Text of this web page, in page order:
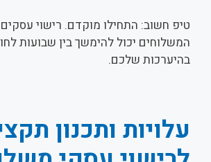
טיפ חשוב: התחילו מוקדם. רישוי
המשלוחים יכול להימשך בין שבועות
בהיערכות שלכם.
עלויות ותכנון